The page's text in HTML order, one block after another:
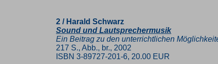
2 / Harald Schwarz
Sound und Lautsprechermusik
Ein Beitrag zu den unterrichtlichen
217 S., Abb., br., 2002
ISBN 3-89727-201-6, 20.00 EUR